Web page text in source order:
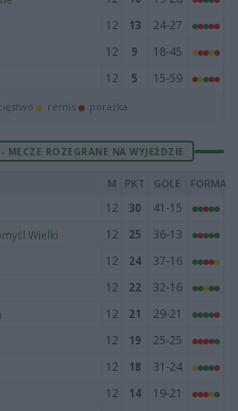
12 13
24-27
12 9
18-45
12 5 15-59
remis porażka
ROZEGRANE NA WYJEŹDZIE
M PKT GOLE FORMA
12 30
41-15
Wielki 12 25
36-13
12 24
37-16
12 22
32-16
12 21
29-21
12 19
25-25
12 18
31-24
12 14
19-21